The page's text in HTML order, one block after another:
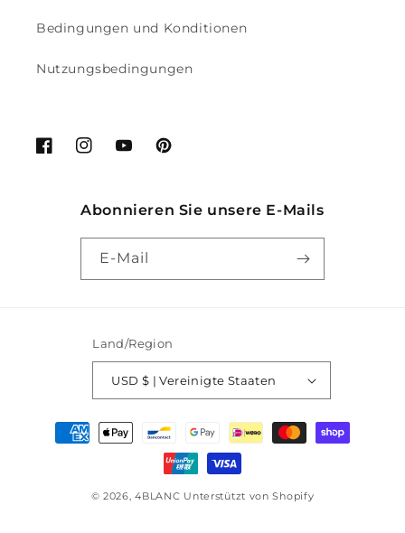
Bedingungen und Konditionen
Nutzungsbedingungen
FacebookInstagramYouTubePinterest
Abonnieren Sie unsere E-Mails
E-Mail
Land/Region
USD $ | Vereinigte Staaten
Zahlungsmöglichkeiten
© 2026,4BLANC Unterstützt von Shopify